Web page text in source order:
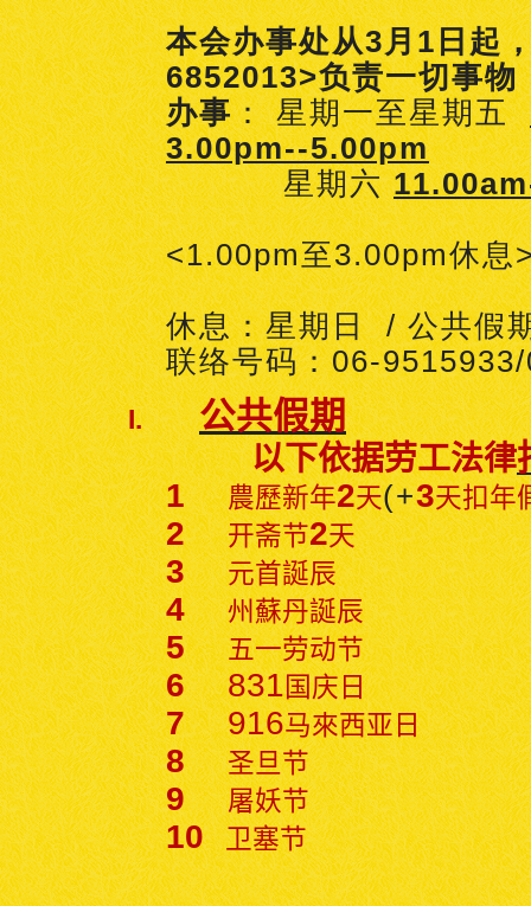
本会办事处从3月1日起
6852013>负责一切事物
办事： 星期一至星期五
3.00pm--5.00pm
星期六
<1.00pm至3.00pm休息
休息：星期日 / 公共假
联络号码：06-
I. 公共假期
以下依据劳工法律
1 農歷新年2天(+3天扣年
2 开斋节2天
3 元首誕辰
4 州蘇丹誕辰
5 五一劳动节
6 831国庆日
7 916马來西亚日
8 圣旦节
9 屠妖节
10 卫塞节